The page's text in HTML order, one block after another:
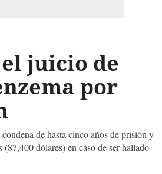
juicio de
por
de hasta cinco años de prisión y
dólares) en caso de ser hallado